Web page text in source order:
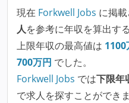
現在 Forkwell Jobs に掲
人を参考に年収を算出する
上限年収の最高値は 1100
700万円 でした。
Forkwell Jobs では下限年
で求人を探すことができ